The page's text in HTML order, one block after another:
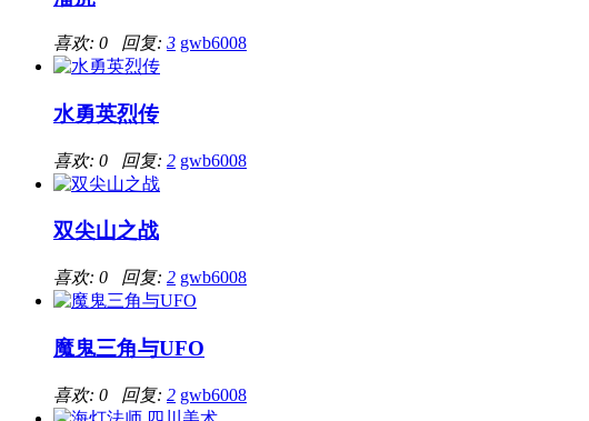
喜欢: 0 回复: 3 gwb6008
水勇英烈传
喜欢: 0 回复: 2 gwb6008
双尖山之战
喜欢: 0 回复: 2 gwb6008
魔鬼三角与UFO
喜欢: 0 回复: 2 gwb6008